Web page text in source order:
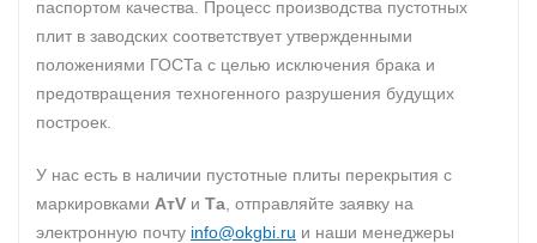
паспортом качества. Процесс производства пустотных
плит в заводских соответствует утвержденными
положениями ГОСТа с целью исключения брака и
предотвращения техногенного разрушения будущих
построек.
У нас есть в наличии пустотные плиты перекрытия с
маркировками AтV и Та , отправляйте заявку на
электронную почту info@okgbi.ru и наши менеджеры